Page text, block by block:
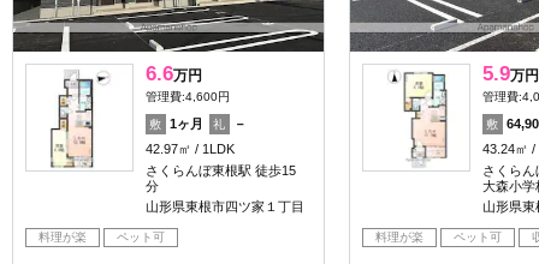
6.6万円
管理費:4,600円
敷 1ヶ月 礼
－
42.97㎡
1LDK
さくらんぼ東根駅 徒歩15
分
山形県東根市四ツ家１丁目
料理が楽 ペット可
5.9万円
管理費
敷
43.24㎡
さくら
大森小学
山形県東
料理が楽 ペット可